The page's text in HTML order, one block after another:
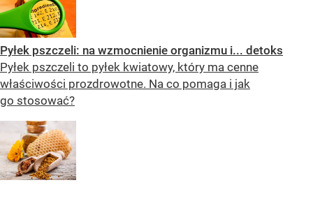
Pyłek pszczeli: na wzmocnienie organizmu i... detoks
Pyłek pszczeli to pyłek kwiatowy, który ma cenne
właściwości prozdrowotne. Na co pomaga i jak
go stosować?